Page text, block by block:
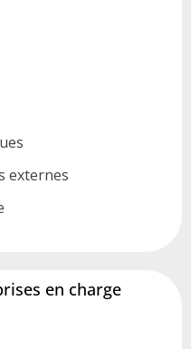
externes
en charge